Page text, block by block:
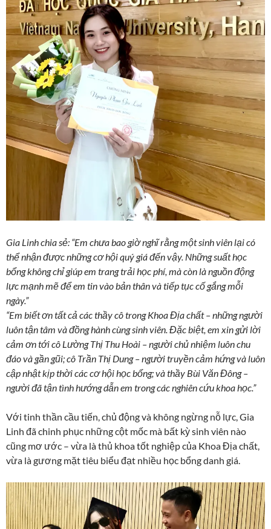
Gia Linh chia sẻ: “Em chưa bao giờ nghĩ rằng một sinh viên lại có
thể nhận được những cơ hội quý giá đến vậy. Những suất học
bổng không chỉ giúp em trang trải học phí, mà còn là nguồn động
lực mạnh mẽ để em tin vào bản thân và tiếp tục cố gắng mỗi
ngày.”
“Em biết ơn tất cả các thầy cô trong Khoa Địa chất – những người
luôn tận tâm và đồng hành cùng sinh viên. Đặc biệt, em xin gửi lời
cảm ơn tới cô Lường Thị Thu Hoài – người chủ nhiệm luôn chu
đáo và gần gũi; cô Trần Thị Dung – người truyền cảm hứng và luôn
cập nhật kịp thời các cơ hội học bổng; và thầy Bùi Văn Đông –
người đã tận tình hướng dẫn em trong các nghiên cứu khoa học.”
Với tinh thần cầu tiến, chủ động và không ngừng nỗ lực, Gia
Linh đã chinh phục những cột mốc mà bất kỳ sinh viên nào
cũng mơ ước – vừa là thủ khoa tốt nghiệp của Khoa Địa chất,
vừa là gương mặt tiêu biểu đạt nhiều học bổng danh giá.